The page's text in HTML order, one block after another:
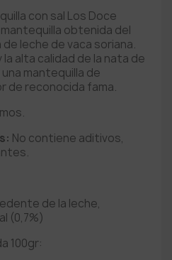
con sal Los Doce
obtenida del
leche de vaca soriana.
alta calidad de la nata de
mantequilla de
de reconocida fama.
No contiene aditivos,
de la leche,
(0,7%)
100gr: